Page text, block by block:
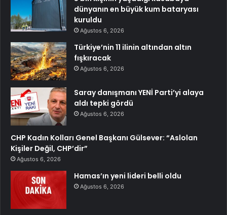
dünyanın en büyük kum bataryası
kuruldu
Ağustos 6, 2026
Türkiye’nin 11 ilinin altından altın
fışkıracak
Ağustos 6, 2026
Saray danışmanı YENİ Parti’yi alaya
aldı tepki gördü
Ağustos 6, 2026
CHP Kadın Kolları Genel Başkanı Gülsever: “Aslolan
Kişiler Değil, CHP’dir”
Ağustos 6, 2026
Hamas’ın yeni lideri belli oldu
Ağustos 6, 2026